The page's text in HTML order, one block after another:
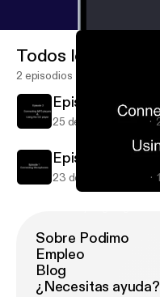
Todos los
2 episodios
Episode 2 -
25 de mar de 2009
Episode 1 -
23 de mar de 2009
Sobre Podimo
Empleo
Blog
¿Necesitas ayuda?